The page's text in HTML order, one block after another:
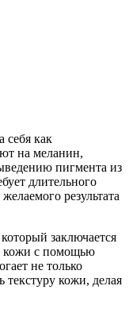
себя как
на меланин,
пигмента из
длительного
результата
заключается
кожи с помощью
не только
кожи, делая